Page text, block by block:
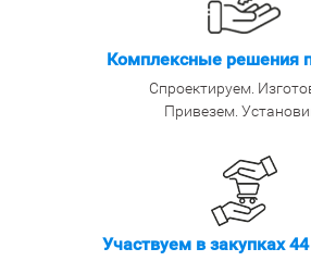
Комплексные решения
Спроектируем.
Привезем.
Участвуем в закупках